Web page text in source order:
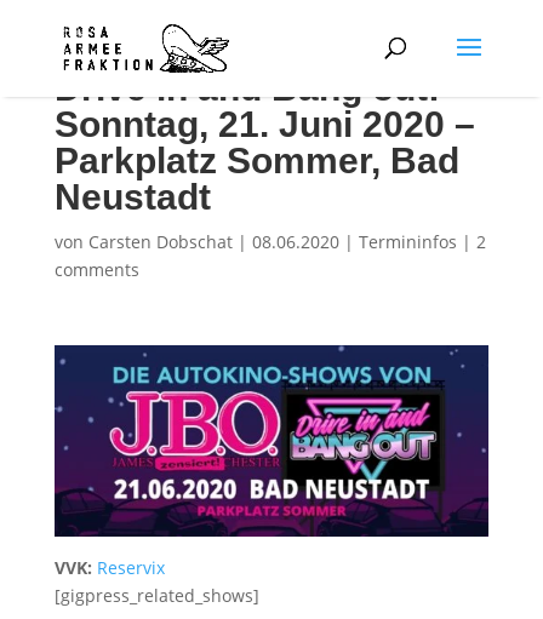
Drive in and Bang out:
Sonntag, 21. Juni 2020 –
Parkplatz Sommer, Bad
Neustadt
von Carsten Dobschat| 08.06.2020| Termininfos | 2
comments
VVK: Reservix
[gigpress_related_shows]